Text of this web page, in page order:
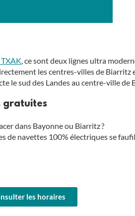
TXAK, ce sont deux lignes ultra
les centres-villes de Biarritz
le sud des Landes au centre-ville de
gratuites
dans Bayonne ou Biarritz ?
de navettes 100% électriques se
les horaires